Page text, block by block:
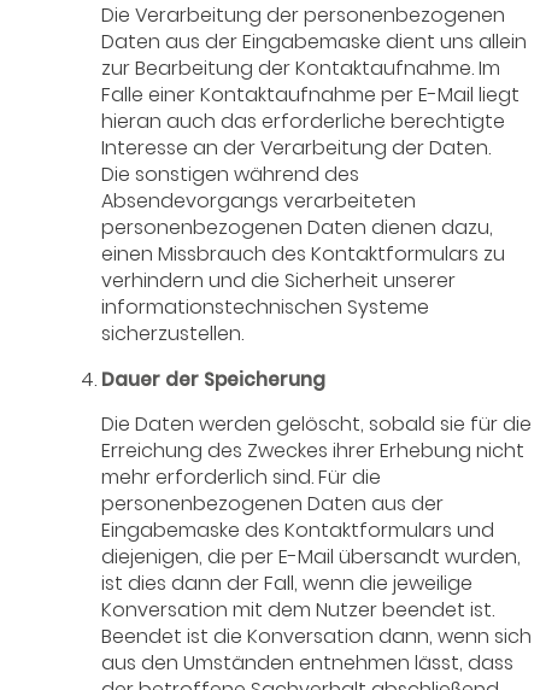
Die Verarbeitung der personenbezogenen
Daten aus der Eingabemaske dient uns allein
zur Bearbeitung der Kontaktaufnahme. Im
Falle einer Kontaktaufnahme per E-Mail liegt
hieran auch das erforderliche berechtigte
Interesse an der Verarbeitung der Daten.
Die sonstigen während des
Absendevorgangs verarbeiteten
personenbezogenen Daten dienen dazu,
einen Missbrauch des Kontaktformulars zu
verhindern und die Sicherheit unserer
informationstechnischen Systeme
sicherzustellen.
Dauer der Speicherung
Die Daten werden gelöscht, sobald sie für die
Erreichung des Zweckes ihrer Erhebung nicht
mehr erforderlich sind. Für die
personenbezogenen Daten aus der
Eingabemaske des Kontaktformulars und
diejenigen, die per E-Mail übersandt wurden,
ist dies dann der Fall, wenn die jeweilige
Konversation mit dem Nutzer beendet ist.
Beendet ist die Konversation dann, wenn sich
aus den Umständen entnehmen lässt, dass